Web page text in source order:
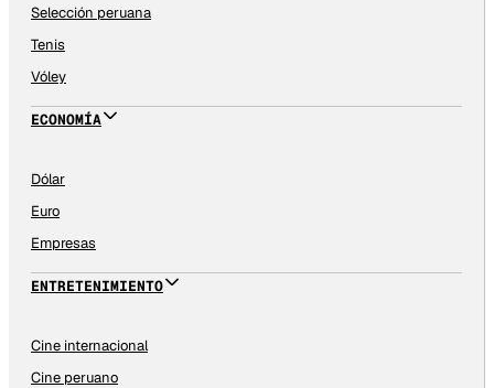
Selección peruana
Tenis
Vóley
ECONOMÍA
Dólar
Euro
Empresas
ENTRETENIMIENTO
Cine internacional
Cine peruano